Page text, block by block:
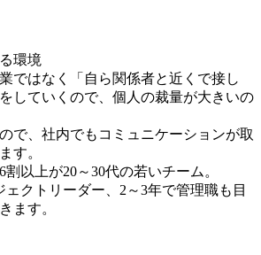
環境
ではなく「自ら関係者と近くで接し
していくので、個人の裁量が大きいの
で、社内でもコミュニケーションが取
す。
以上が20～30代の若いチーム。
ェクトリーダー、2～3年で管理職も目
ます。